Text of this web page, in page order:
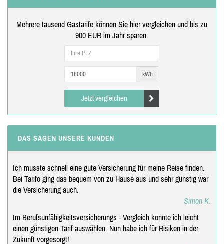
Mehrere tausend Gastarife können Sie hier vergleichen und bis zu
900 EUR im Jahr sparen.
kWh
Jetzt vergleichen
DAS SAGEN UNSERE KUNDEN
Ich musste schnell eine gute Versicherung für meine Reise finden.
Bei Tarifo ging das bequem von zu Hause aus und sehr günstig war
die Versicherung auch.
Simon K.
Im Berufsunfähigkeitsversicherungs - Vergleich konnte ich leicht
einen günstigen Tarif auswählen. Nun habe ich für Risiken in der
Zukunft vorgesorgt!